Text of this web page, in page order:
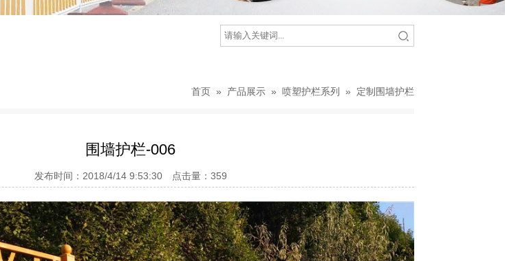
首页 » 产品展示 » 喷塑护栏系列 » 定制围墙护栏
围墙护栏-006
发布时间：2018/4/14 9:53:30 点击量： 359